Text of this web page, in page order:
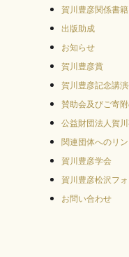
賀川豊彦関係書籍
出版助成
お知らせ
賀川豊彦賞
賀川豊彦記念講
賛助会及びご寄
公益財団法人賀
関連団体へのリン
賀川豊彦学会
賀川豊彦松沢フ
お問い合わせ